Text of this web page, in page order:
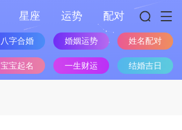
星座 运势 配对
八字合婚 婚姻运势 姓名配对
宝宝起名 一生财运 结婚吉日